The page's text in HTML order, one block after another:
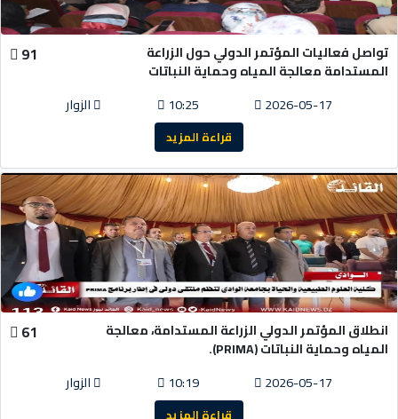
تواصل فعاليات المؤتمر الدولي حول الزراعة
المستدامة معالجة المياه وحماية النباتات
91
2026-05-17
10:25 الزوار
قراءة المزيد
انطلاق المؤتمر الدولي الزراعة المستدامة، معالجة
المياه وحماية النباتات (PRIMA).
61
2026-05-17
10:19 الزوار
قراءة المزيد